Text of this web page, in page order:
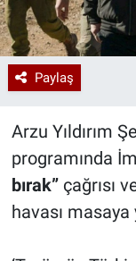
Paylaş
Arzu Yıldırım
programında
bırak”çağrısı
havası masaya
Ramazan